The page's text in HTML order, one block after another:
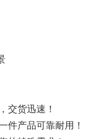
货迅速！
产品可靠耐用！